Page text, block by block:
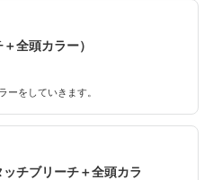
全頭カラー）
ーをしていきます。
チブリーチ＋全頭カラ